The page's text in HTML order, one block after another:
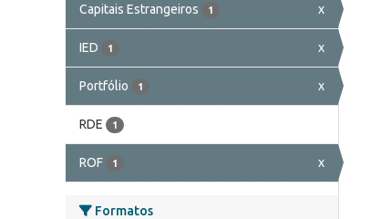
Capitais Estrangeiros 1 x
IED 1 x
Portfólio 1 x
RDE 1
ROF 1 x
Formatos